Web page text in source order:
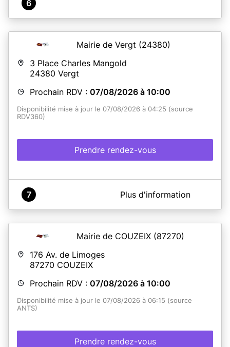
6
Mairie de Vergt (24380)
3 Place Charles Mangold
24380 Vergt
Prochain RDV : 07/08/2026 à 10:00
Disponibilité mise à jour le 07/08/2026 à 04:25 (source
RDV360)
Prendre rendez-vous
A propos de France Services Vergt
(CAF, Pole Emploi, CPAM, DGFIP, Assurance retraite,
MSA, Justice, prime renov, Banque de France...) et les
demandes de CNI et passeports.
7 Plus d'information
Mairie de COUZEIX (87270)
176 Av. de Limoges
87270 COUZEIX
Prochain RDV : 07/08/2026 à 10:00
Disponibilité mise à jour le 07/08/2026 à 06:15 (source
ANTS)
Prendre rendez-vous